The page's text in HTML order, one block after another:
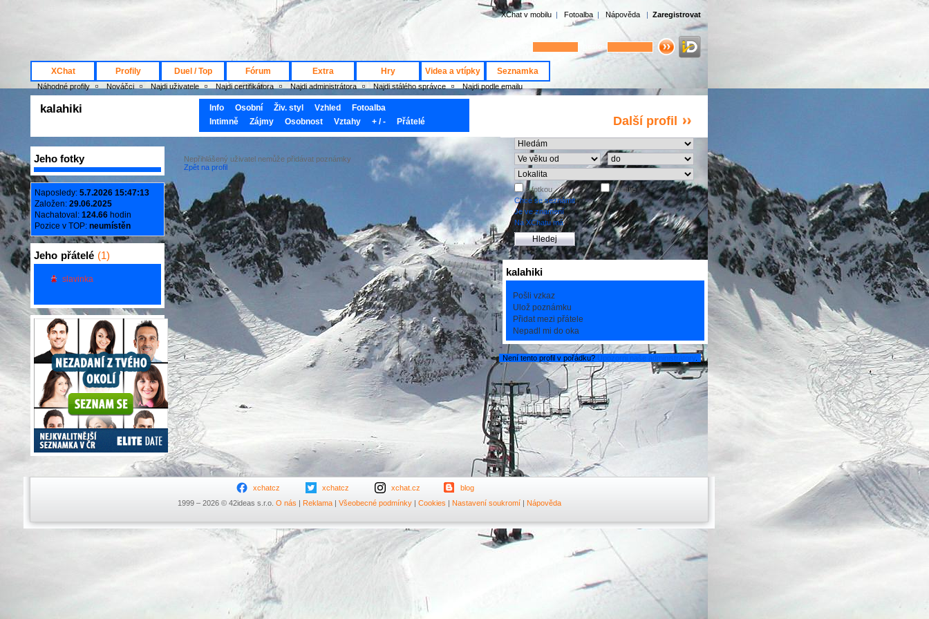
XChat v mobilu | Fotoalba | Nápověda | Zaregistrovat
XChat Profily Duel / Top Fórum Extra Hry Videa a vtípky Seznamka
Náhodné profily Nováčci Najdi uživatele Najdi certifikátora Najdi administrátora Najdi stálého správce Najdi podle emailu
kalahiki Info Osobní Živ. styl Vzhled
Fotoalba
Intimně
Zájmy Osobnost Vztahy + / - Přátelé Další profil
Jeho fotky
Naposledy: 5.7.2026 15:47:13
Založen: 29.06.2025
Nachatoval: 124.66 hodin
Pozice v TOP: neumístěn
Jeho přátelé (1)
slavinka
Nepřihlášený uživatel nemůže přidávat poznámky
Zpět na profil
s fotkou
chatuje
Chce se seznámit
Je ve znamení
Na XChatu má
kalahiki
Pošli vzkaz
Ulož poznámku
Přidat mezi přátele
Nepadl mi do oka
Není tento profil v pořádku? Upozorni naše administrátory
xchatcz xchatcz xchat.cz
blog
1999 – 2026 © 42ideas s.r.o. O nás | Reklama| Všeobecné podmínky| Cookies | Nastavení soukromí| Nápověda